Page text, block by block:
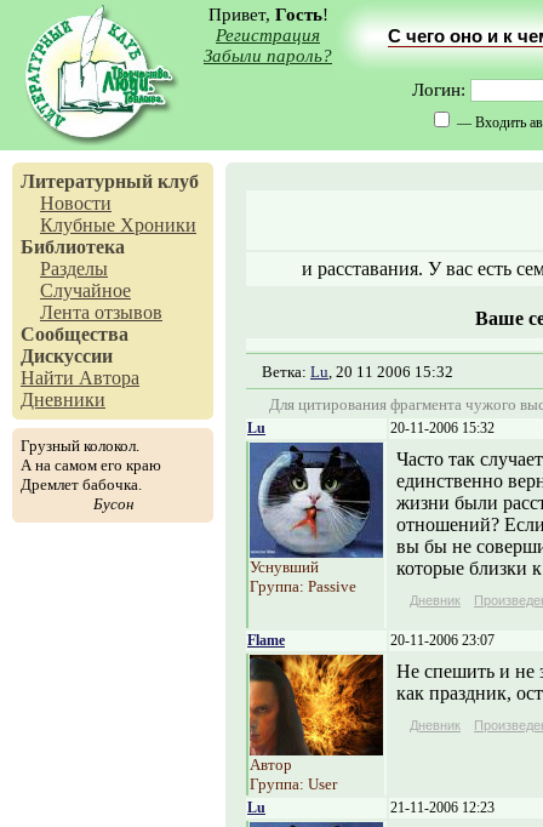
Привет, Гость!
Регистрация
Забыли пароль?
С чего оно и к
Логин:
— Входить
Литературный клуб
Новости
Клубные Хроники
Библиотека
Разделы
Случайное
Лента отзывов
Сообщества
Дискуссии
Найти Автора
Дневники
Грузный колокол.
А на самом его краю
Дремлет бабочка.
Бусон
и расставания. У вас есть
Ваше
Ветка: Lu, 20 11 2006 15:32
Для цитирования фрагмента чужого
Lu 20-11-2006 15:32
Уснувший
Группа: Passive
Часто так
единственно
жизни были
отношений?
вы бы не
которые близки
Дневник
Flame 20-11-2006 23:07
Автор
Группа: User
Не спешить и не
как праздник,
Дневник
Lu 21-11-2006 12:23